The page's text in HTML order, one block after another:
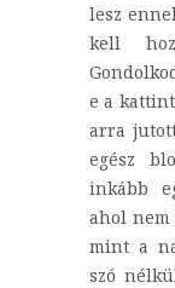
lesz
kell
e a
arra
egész
inkább
ahol nem
mint a
szó